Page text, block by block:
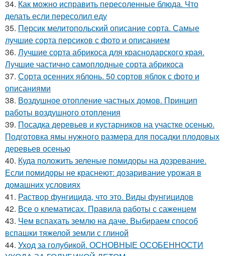
34. Как можно исправить пересоленные блюда. Что
делать если пересолил еду
35. Персик мелитопольский описание сорта. Самые
лучшие сорта персиков с фото и описанием
36. Лучшие сорта абрикоса для краснодарского края.
Лучшие частично самоплодные сорта абрикоса
37. Сорта осенних яблонь. 50 сортов яблок с фото и
описаниями
38. Воздушное отопление частных домов. Принцип
работы воздушного отопления
39. Посадка деревьев и кустарников на участке осенью.
Подготовка ямы нужного размера для посадки плодовых
деревьев осенью
40. Куда положить зеленые помидоры на дозревание.
Если помидоры не краснеют: дозаривание урожая в
домашних условиях
41. Раствор фунгицида, что это. Виды фунгицидов
42. Все о клематисах. Правила работы с саженцем
43. Чем вспахать землю на даче. Выбираем способ
вспашки тяжелой земли с глиной
44. Уход за голубикой. ОСНОВНЫЕ ОСОБЕННОСТИ